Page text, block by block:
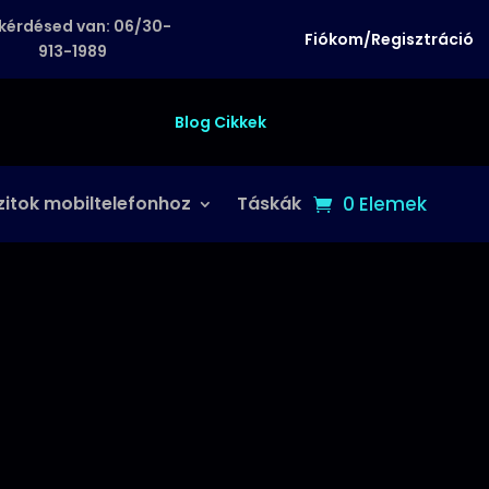
van: 06/30-
913-1989
Fiókom/Regisztráció
Blog Cikkek
mobiltelefonhoz Táskák 0 Elemek